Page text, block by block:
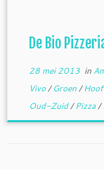
De Bio
28 mei 2013in
Vivo/Groen/
Oud-Zuid/Pizza/